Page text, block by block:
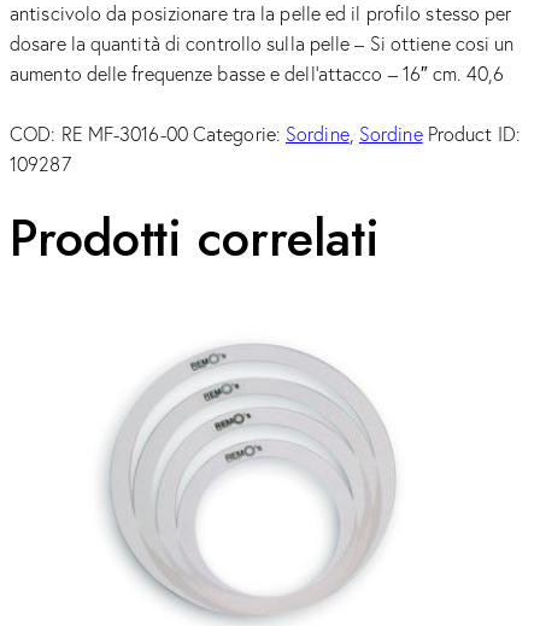
antiscivolo da posizionare tra la pelle ed il profilo stesso per
dosare la quantità di controllo sulla pelle – Si ottiene cosi un
aumento delle frequenze basse e dell’attacco – 16″ cm. 40,6
COD: RE MF-3016-00 Categorie: Sordine, Sordine Product ID:
109287
Prodotti correlati